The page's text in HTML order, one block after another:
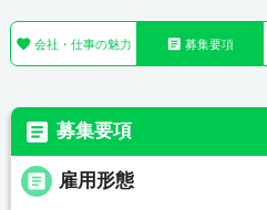
 会社・仕事の魅力  募集要項
 募集要項
 雇用形態